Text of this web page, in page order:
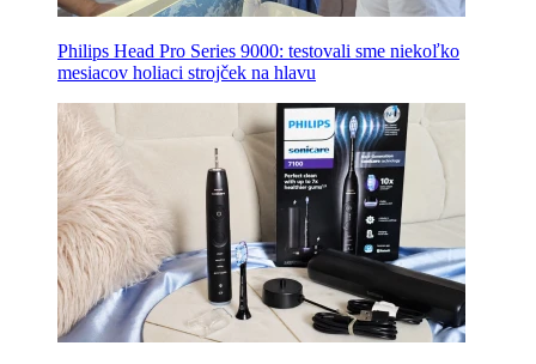
Philips Head Pro Series 9000: testovali sme niekoľko
mesiacov holiaci strojček na hlavu